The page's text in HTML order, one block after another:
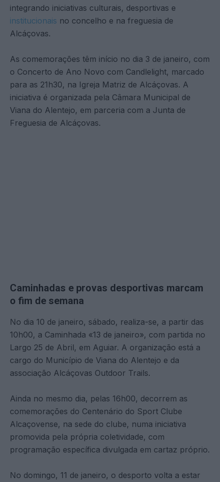
integrando iniciativas culturais, desportivas e
institucionais no concelho e na freguesia de
Alcáçovas.
As comemorações têm início no dia 3 de janeiro, com
o Concerto de Ano Novo com Candlelight, marcado
para as 21h30, na Igreja Matriz de Alcáçovas. A
iniciativa é organizada pela Câmara Municipal de
Viana do Alentejo, em parceria com a Junta de
Freguesia de Alcáçovas.
Caminhadas e provas desportivas marcam
o fim de semana
No dia 10 de janeiro, sábado, realiza-se, a partir das
10h00, a Caminhada «13 de janeiro», com partida no
Largo 25 de Abril, em Aguiar. A organização está a
cargo do Município de Viana do Alentejo e da
associação Alcáçovas Outdoor Trails.
Ainda no mesmo dia, pelas 16h00, decorrem as
comemorações do Centenário do Sport Clube
Alcaçovense, na sede do clube, numa iniciativa
promovida pela própria coletividade, com
programação específica divulgada em cartaz próprio.
No domingo, 11 de janeiro, o desporto volta a estar